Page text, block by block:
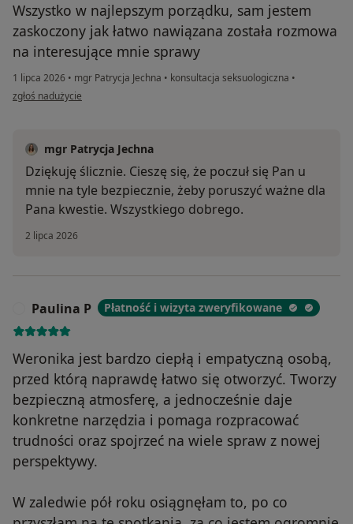
Wszystko w najlepszym porządku, sam jestem
zaskoczony jak łatwo nawiązana została rozmowa
na interesujące mnie sprawy
1 lipca 2026 • mgr Patrycja Jechna • konsultacja seksuologiczna •
w opinii użytkownika Adam
zgłoś nadużycie
mgr Patrycja Jechna
Dziękuję ślicznie. Cieszę się, że poczuł się Pan u
mnie na tyle bezpiecznie, żeby poruszyć ważne dla
Pana kwestie. Wszystkiego dobrego.
2 lipca 2026
Paulina P Płatność i wizyta zweryfikowane
Weronika jest bardzo ciepłą i empatyczną osobą,
przed którą naprawdę łatwo się otworzyć. Tworzy
bezpieczną atmosferę, a jednocześnie daje
konkretne narzędzia i pomaga rozpracować
trudności oraz spojrzeć na wiele spraw z nowej
perspektywy.
W zaledwie pół roku osiągnęłam to, po co